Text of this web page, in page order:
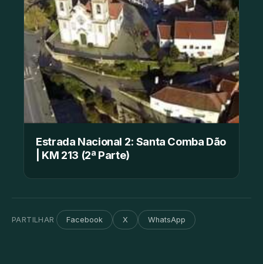
Estrada Nacional 2: Santa Comba Dão
| KM 213 (2ª Parte)
PARTILHAR Facebook X WhatsApp